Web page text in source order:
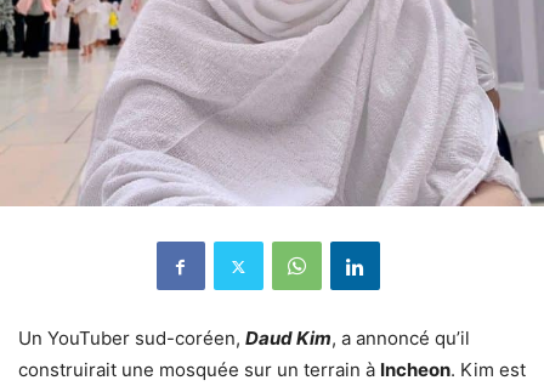
Un YouTuber sud-coréen, Daud Kim, a annoncé qu’il
construirait une mosquée sur un terrain à Incheon. Kim est